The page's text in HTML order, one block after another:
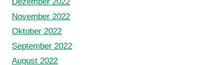
November 2022
Oktober 2022
September 2022
August 2022